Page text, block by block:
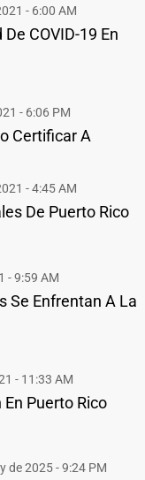
- 6:00 AM
COVID-19 En
- 6:06 PM
Certificar A
- 4:45 AM
De Puerto Rico
- 9:59 AM
Se Enfrentan A La
- 11:33 AM
Puerto Rico
de 2025 - 9:24 PM